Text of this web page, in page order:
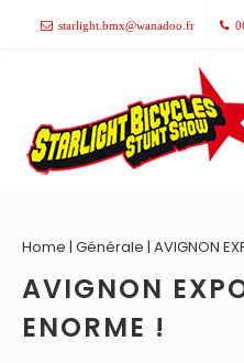
starlight.bmx@wanadoo.fr
Home | Générale | AVIGNON
AVIGNON
ENORME !